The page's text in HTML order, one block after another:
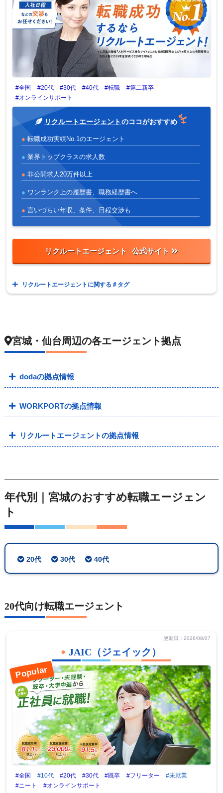
#全国 #20代 #30代 #40代 #転職
#第二新卒
#オンラインサポート
リクルートエージェント のココがおすすめ
転職成功実績No.1のエージェント
業界トップクラスの求人数
非公開求人20万件以上
ワンランク上の履歴書、職務経歴書へ
言いづらい年収、条件、日程交渉も
リクルートエージェント
リクルートエージェントに関する＃タグ
宮城・仙台周辺の各エージェント拠点
dodaの拠点情報
WORKPORTの拠点情報
リクルートエージェントの拠点情報
年代別｜宮城のおすすめ転職エージェン
ト
20代 30代 40代
20代向け転職エージェント
更新日：2026/08/07
JAIC（ジェイック）
#全国 #10代 #20代 #30代 #既卒 #フリーター
#未就業
#ニート
#オンラインサポート